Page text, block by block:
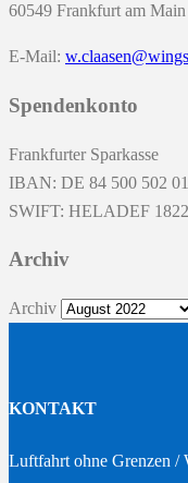
60549 Frankfurt am
E-Mail:
Spendenkonto
Frankfurter Sparkasse
IBAN: DE 84 500 502
SWIFT: HELADEF 1822
Archiv
Archiv
KONTAKT
Luftfahrt ohne Grenzen /